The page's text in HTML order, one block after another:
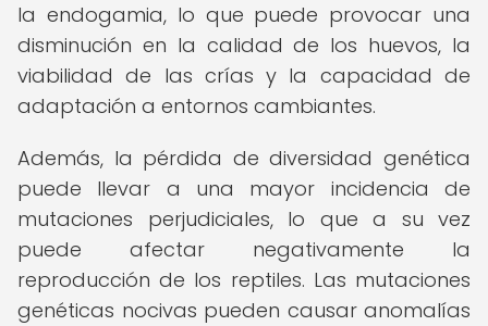
la endogamia, lo que puede provocar una
disminución en la calidad de los huevos, la
viabilidad de las crías y la capacidad de
adaptación a entornos cambiantes.
Además, la pérdida de diversidad genética
puede llevar a una mayor incidencia de
mutaciones perjudiciales, lo que a su vez
puede afectar negativamente la
reproducción de los reptiles. Las mutaciones
genéticas nocivas pueden causar anomalías